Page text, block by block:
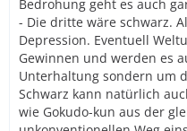
Bedrohung geht es auch
- Die dritte wäre schwarz.
Depression. Eventuell
Gewinnen und werden es
Unterhaltung sondern um
Schwarz kann natürlich
wie Gokudo-kun aus der